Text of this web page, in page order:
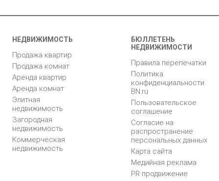
НЕДВИЖИМОСТЬ
Продажа квартир
Продажа комнат
Аренда квартир
Аренда комнат
Элитная
недвижимость
Загородная
недвижимость
Коммерческая
недвижимость
БЮЛЛЕТЕНЬ
НЕДВИЖИМОСТИ
Правила перепечатки
Политика
конфиденциальности
BN.ru
Пользовательское
соглашение
Согласие на
распространение
персональных данных
Карта сайта
Медийная реклама
PR продвижение